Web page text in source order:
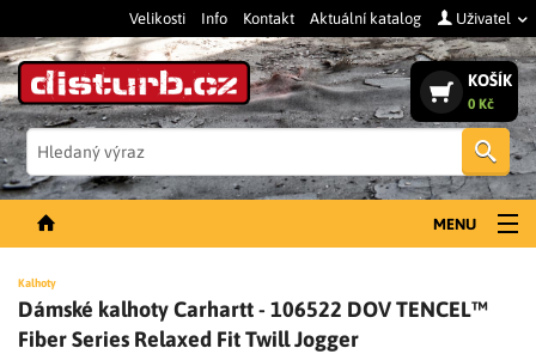
Velikosti Info Kontakt Aktuální katalog Uživatel
KOŠÍK
0 Kč
MENU
PÁNSKÉ OBLEČENÍ
Kalhoty
Dámské kalhoty Carhartt - 106522 DOV TENCEL™
Fiber Series Relaxed Fit Twill Jogger